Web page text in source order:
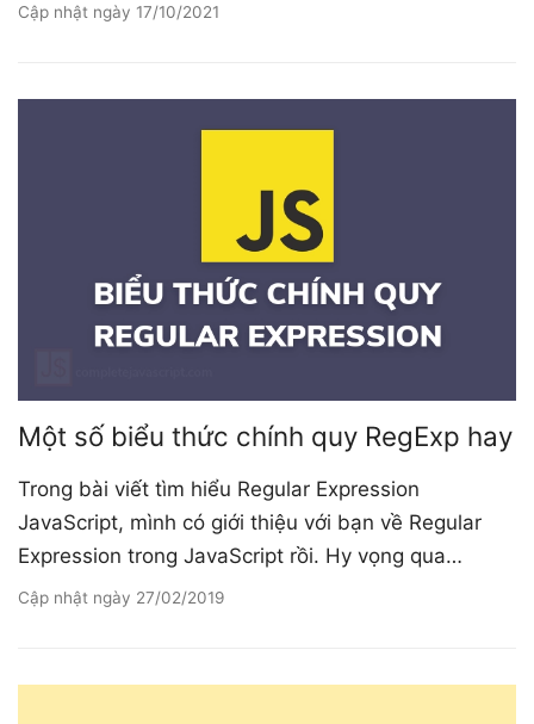
Cập nhật ngày 17/10/2021
Một số biểu thức chính quy RegExp hay
Trong bài viết tìm hiểu Regular Expression
JavaScript, mình có giới thiệu với bạn về Regular
Expression trong JavaScript rồi. Hy vọng qua…
Cập nhật ngày 27/02/2019